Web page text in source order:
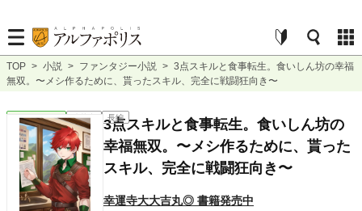
TOP > 小説 > ファンタジー小説 > 3点スキルと食事転生。食いしん坊の幸福
無双。〜メシ作るために、貰ったスキル、完全に戦闘狂向き〜
ファンタジー 連載中 長編
3点スキルと食事転生。食いしん坊の
幸福無双。〜メシ作るために、貰った
スキル、完全に戦闘狂向き〜
幸運寺大大吉丸◎ 書籍発売中